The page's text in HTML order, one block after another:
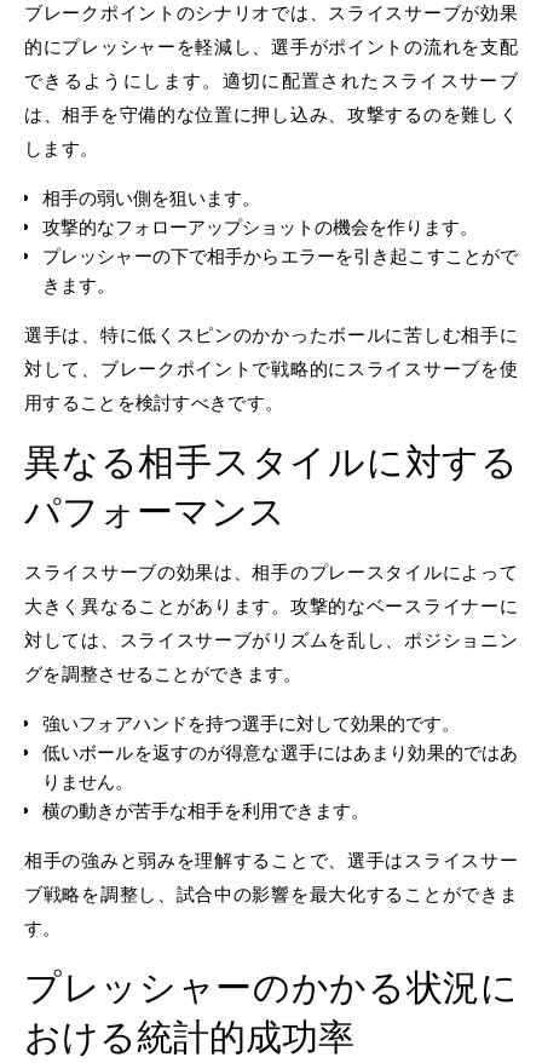
ブレークポイントのシナリオでは、スライスサーブが効果
的にプレッシャーを軽減し、選手がポイントの流れを支配
できるようにします。適切に配置されたスライスサーブ
は、相手を守備的な位置に押し込み、攻撃するのを難しく
します。
相手の弱い側を狙います。
攻撃的なフォローアップショットの機会を作ります。
プレッシャーの下で相手からエラーを引き起こすことがで
きます。
選手は、特に低くスピンのかかったボールに苦しむ相手に
対して、ブレークポイントで戦略的にスライスサーブを使
用することを検討すべきです。
異なる相手スタイルに対する
パフォーマンス
スライスサーブの効果は、相手のプレースタイルによって
大きく異なることがあります。攻撃的なベースライナーに
対しては、スライスサーブがリズムを乱し、ポジショニン
グを調整させることができます。
強いフォアハンドを持つ選手に対して効果的です。
低いボールを返すのが得意な選手にはあまり効果的ではあ
りません。
横の動きが苦手な相手を利用できます。
相手の強みと弱みを理解することで、選手はスライスサー
ブ戦略を調整し、試合中の影響を最大化することができま
す。
プレッシャーのかかる状況に
おける統計的成功率